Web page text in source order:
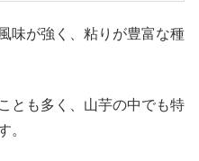
味が強く、粘りが豊富な種
とも多く、山芋の中でも特
。